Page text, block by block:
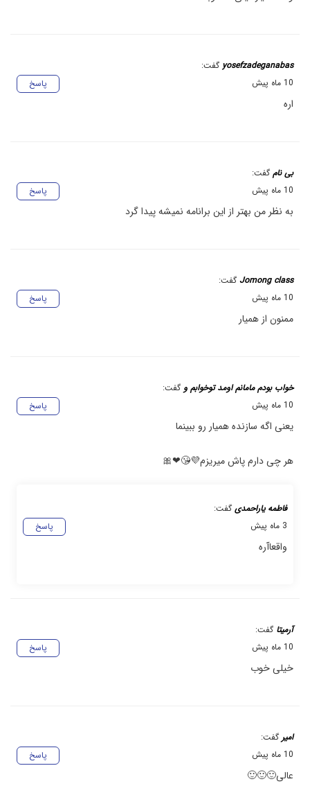
yosefzadeganabas گفت:
پاسخ
10 ماه پیش
اره
بی نام گفت:
پاسخ
10 ماه پیش
به نظر من بهتر از این برانامه نمیشه پیدا گرد
Jomong class گفت:
پاسخ
10 ماه پیش
ممنون از همیار
خواب بودم مامانم اومد توخوابم و گفت:
پاسخ
10 ماه پیش
یعنی اگه سازنده همیار رو ببینما
هر چی دارم پاش میریزم💜😘❤🎀
فاطمه یاراحمدی گفت:
پاسخ
3 ماه پیش
واقعاآره
آرمیتا گفت:
پاسخ
10 ماه پیش
خیلی خوب
امیر گفت:
پاسخ
10 ماه پیش
عالی🙂🙂🙂